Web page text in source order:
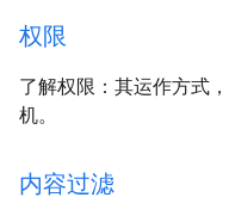
权限
了解权限：其运作方式
机。
内容过滤